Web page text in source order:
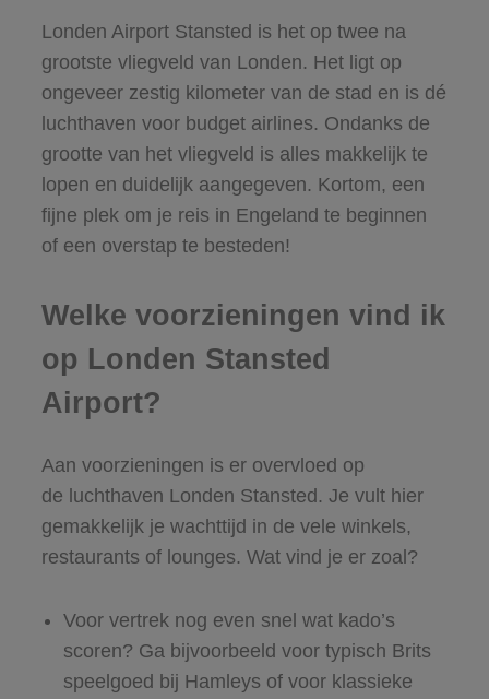
Londen Airport Stansted is het op twee na
grootste vliegveld van Londen. Het ligt op
ongeveer zestig kilometer van de stad en is dé
luchthaven voor budget airlines. Ondanks de
grootte van het vliegveld is alles makkelijk te
lopen en duidelijk aangegeven. Kortom, een
fijne plek om je reis in Engeland te beginnen
of een overstap te besteden!
Welke voorzieningen vind ik
op Londen Stansted
Airport?
Aan voorzieningen is er overvloed op
de luchthaven Londen Stansted. Je vult hier
gemakkelijk je wachttijd in de vele winkels,
restaurants of lounges. Wat vind je er zoal?
Voor vertrek nog even snel wat kado’s
scoren? Ga bijvoorbeeld voor typisch Brits
speelgoed bij Hamleys of voor klassieke